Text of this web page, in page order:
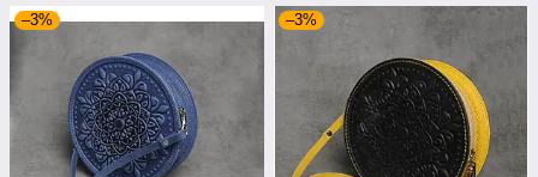
–3% –3%